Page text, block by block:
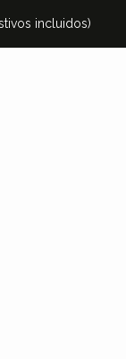
incluidos)